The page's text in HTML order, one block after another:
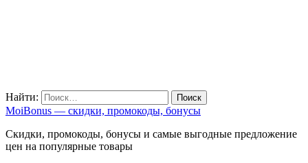
Найти:
MoiBonus — скидки, промокоды, бонусы
Скидки, промокоды, бонусы и самые выгодные предложение
цен на популярные товары